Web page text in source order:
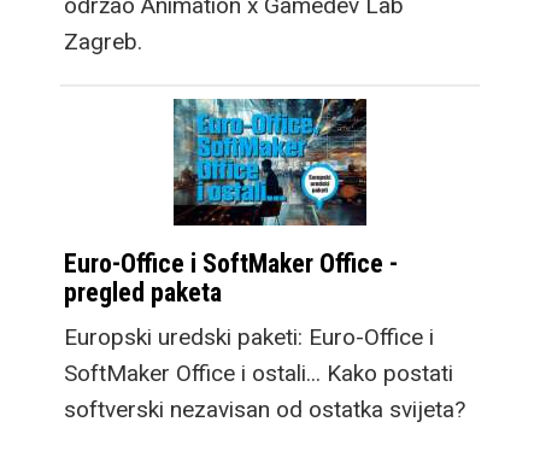
održao Animation x Gamedev Lab
Zagreb.
Euro-Office i SoftMaker Office -
pregled paketa
Europski uredski paketi: Euro-Office i
SoftMaker Office i ostali... Kako postati
softverski nezavisan od ostatka svijeta?